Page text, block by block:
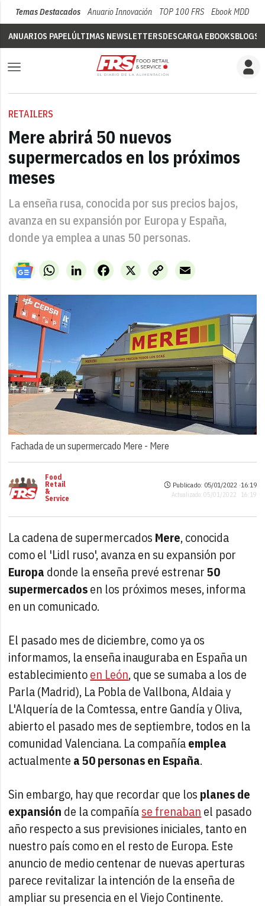
Temas Destacados Anuario Innovación TOP 100 FRS Ebook MDD
ANUARIOS PAPELÚLTIMAS NEWSLETTERSDESCARGA EBOOKSBLOGS
RETAILERS
Mere abrirá 50 nuevos
supermercados en los próximos
meses
La enseña rusa, conocida por sus precios bajos,
avanza en su expansión por Europa y España,
donde ya emplea a unas 50 personas.
WhatsAppLinkedIn X
Facebook
Copy
Link
Email
Fachada de un supermercado Mere - Mere
Food
Retail
&
Service
Publicado: 05/01/2022 ·16:19
Actualizado: 05/01/2022 · 16:19
La cadena de supermercados Mere, conocida
como el 'Lidl ruso', avanza en su expansión por
Europa donde la enseña prevé estrenar50
supermercadosen los próximos meses, informa
en un comunicado.
El pasado mes de diciembre, como ya os
informamos, la enseña inauguraba en España un
establecimientoen León, que se sumaba a los de
Parla (Madrid), La Pobla de Vallbona, Aldaia y
L'Alquería de la Comtessa, entre Gandía y Oliva,
abierto el pasado mes de septiembre, todos en la
comunidad Valenciana. La compañíaemplea
actualmente a 50 personas en España.
Sin embargo, hay que recordar que los planes de
expansión de la compañíase frenaban el pasado
año respecto a sus previsiones iniciales, tanto en
nuestro país como en el resto de Europa. Este
anuncio de medio centenar de nuevas aperturas
parece revitalizar la intención de la enseña de
ampliar su presencia en el Viejo Continente.